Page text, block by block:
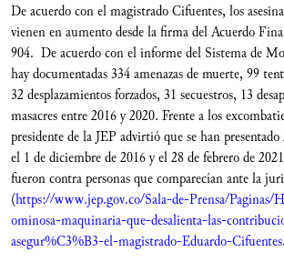
De acuerdo con el magistrado Cifuentes, los
vienen en aumento desde la firma del Acuerdo
904. De acuerdo con el informe del Sistema de
hay documentadas 334 amenazas de muerte, 99
32 desplazamientos forzados, 31 secuestros, 13
masacres entre 2016 y 2020. Frente a los
presidente de la JEP advirtió que se han
el 1 de diciembre de 2016 y el 28 de febrero de
fueron contra personas que comparecían ante la
(https://www.jep.gov.co/Sala-de-Prensa/Paginas/
ominosa-maquinaria-que-desalienta-las-
asegur%C3%B3-el-magistrado-Eduardo-